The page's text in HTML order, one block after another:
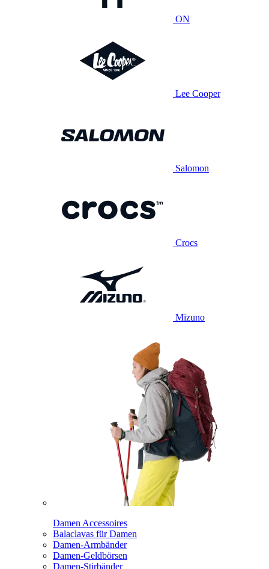
ON
Lee Cooper
Salomon
Crocs
Mizuno
Damen Accessoires
Balaclavas für Damen
Damen-Armbänder
Damen-Geldbörsen
Damen-Stirbänder